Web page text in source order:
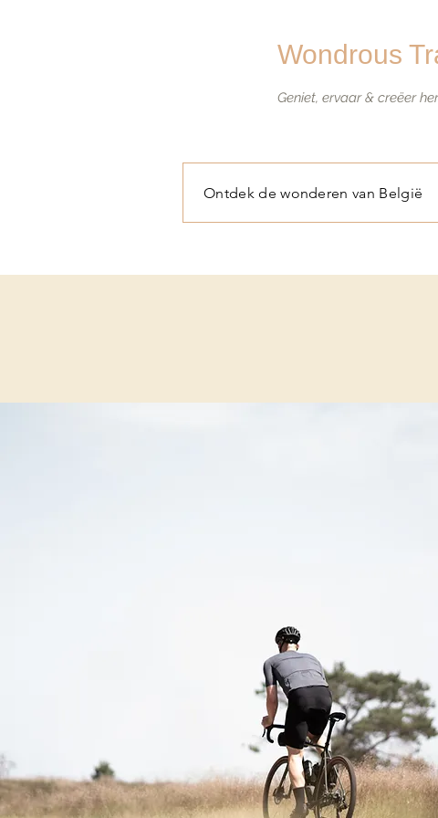
Wondrous
Geniet, ervaar & creëer
Ontdek de wonderen van België